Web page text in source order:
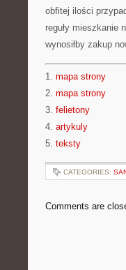
obfitej ilości
reguły mieszkanie
wynosiłby zakup
1. mapa strony
2. mapa strony
3. felietony
4. artykuly
5. teksty
CATEGORIES:
Comments are